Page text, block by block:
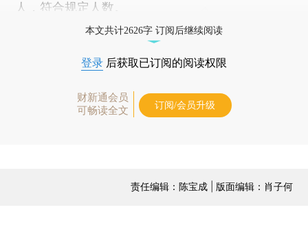
人，符合规定人数。
本文共计2626字 订阅后继续阅读
登录 后获取已订阅的阅读权限
财新通会员
可畅读全文
订阅/会员升级
责任编辑：陈宝成 | 版面编辑：肖子何